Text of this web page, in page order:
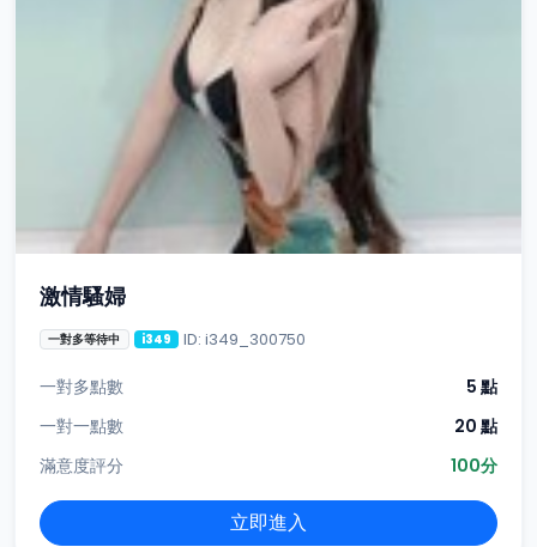
激情騷婦
一對多等待中 i349 ID: i349_300750
一對多點數
5 點
一對一點數
20 點
滿意度評分
100分
立即進入